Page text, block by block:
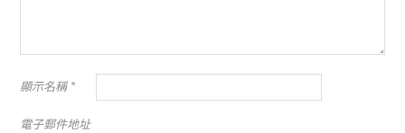
顯示名稱 *
電子郵件地址